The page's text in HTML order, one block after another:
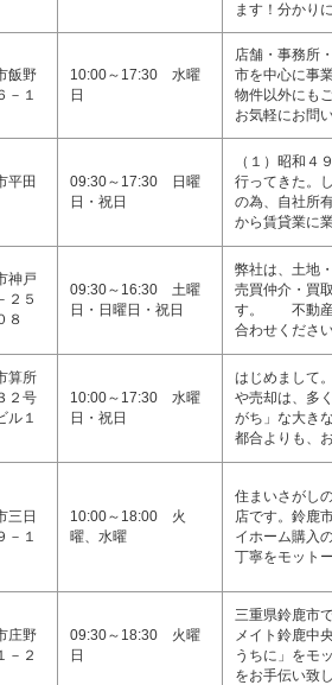
ます！分かり
飯野
－１
10:00～17:30 水曜
日
店舗・事務所
市を中心に事
物件以外にも
お気軽にお問
平田
09:30～17:30 日曜
日・祝日
（１）昭和４
行ってきた。
の為、自社所
から賃貸業に
神戸
２５
８
09:30～16:30 土曜
日・日曜日・祝日
弊社は、土地
売買仲介・買
す。 不動産
合わせください
算所
２号
ル１
10:00～17:30 水曜
日・祝日
はじめまして
や売却は、多
がち」な大き
都合よりも、
三日
－１
10:00～18:00 火
曜、水曜
住まいさがし
店です。鈴鹿
イホーム購入
丁寧をモット
庄野
－２
09:30～18:30 火曜
日
三重県鈴鹿市
メイト鈴鹿中
うちに」をモ
をお手伝い致